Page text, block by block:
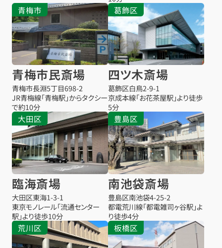
青梅市
青梅市民斎場
青梅市長淵5丁目698-2
JR青梅線「青梅駅」からタクシー
で約10分
葛飾区
四ツ木斎場
葛飾区白鳥2-9-1
京成本線「お花茶屋駅」より徒歩
5分
大田区
臨海斎場
大田区東海1-3-1
東京モノレール「流通センター
駅」より徒歩10分
豊島区
南池袋斎場
豊島区南池袋4-25-2
都電荒川線「都電雑司ヶ谷駅」よ
り徒歩4分
荒川区 板橋区